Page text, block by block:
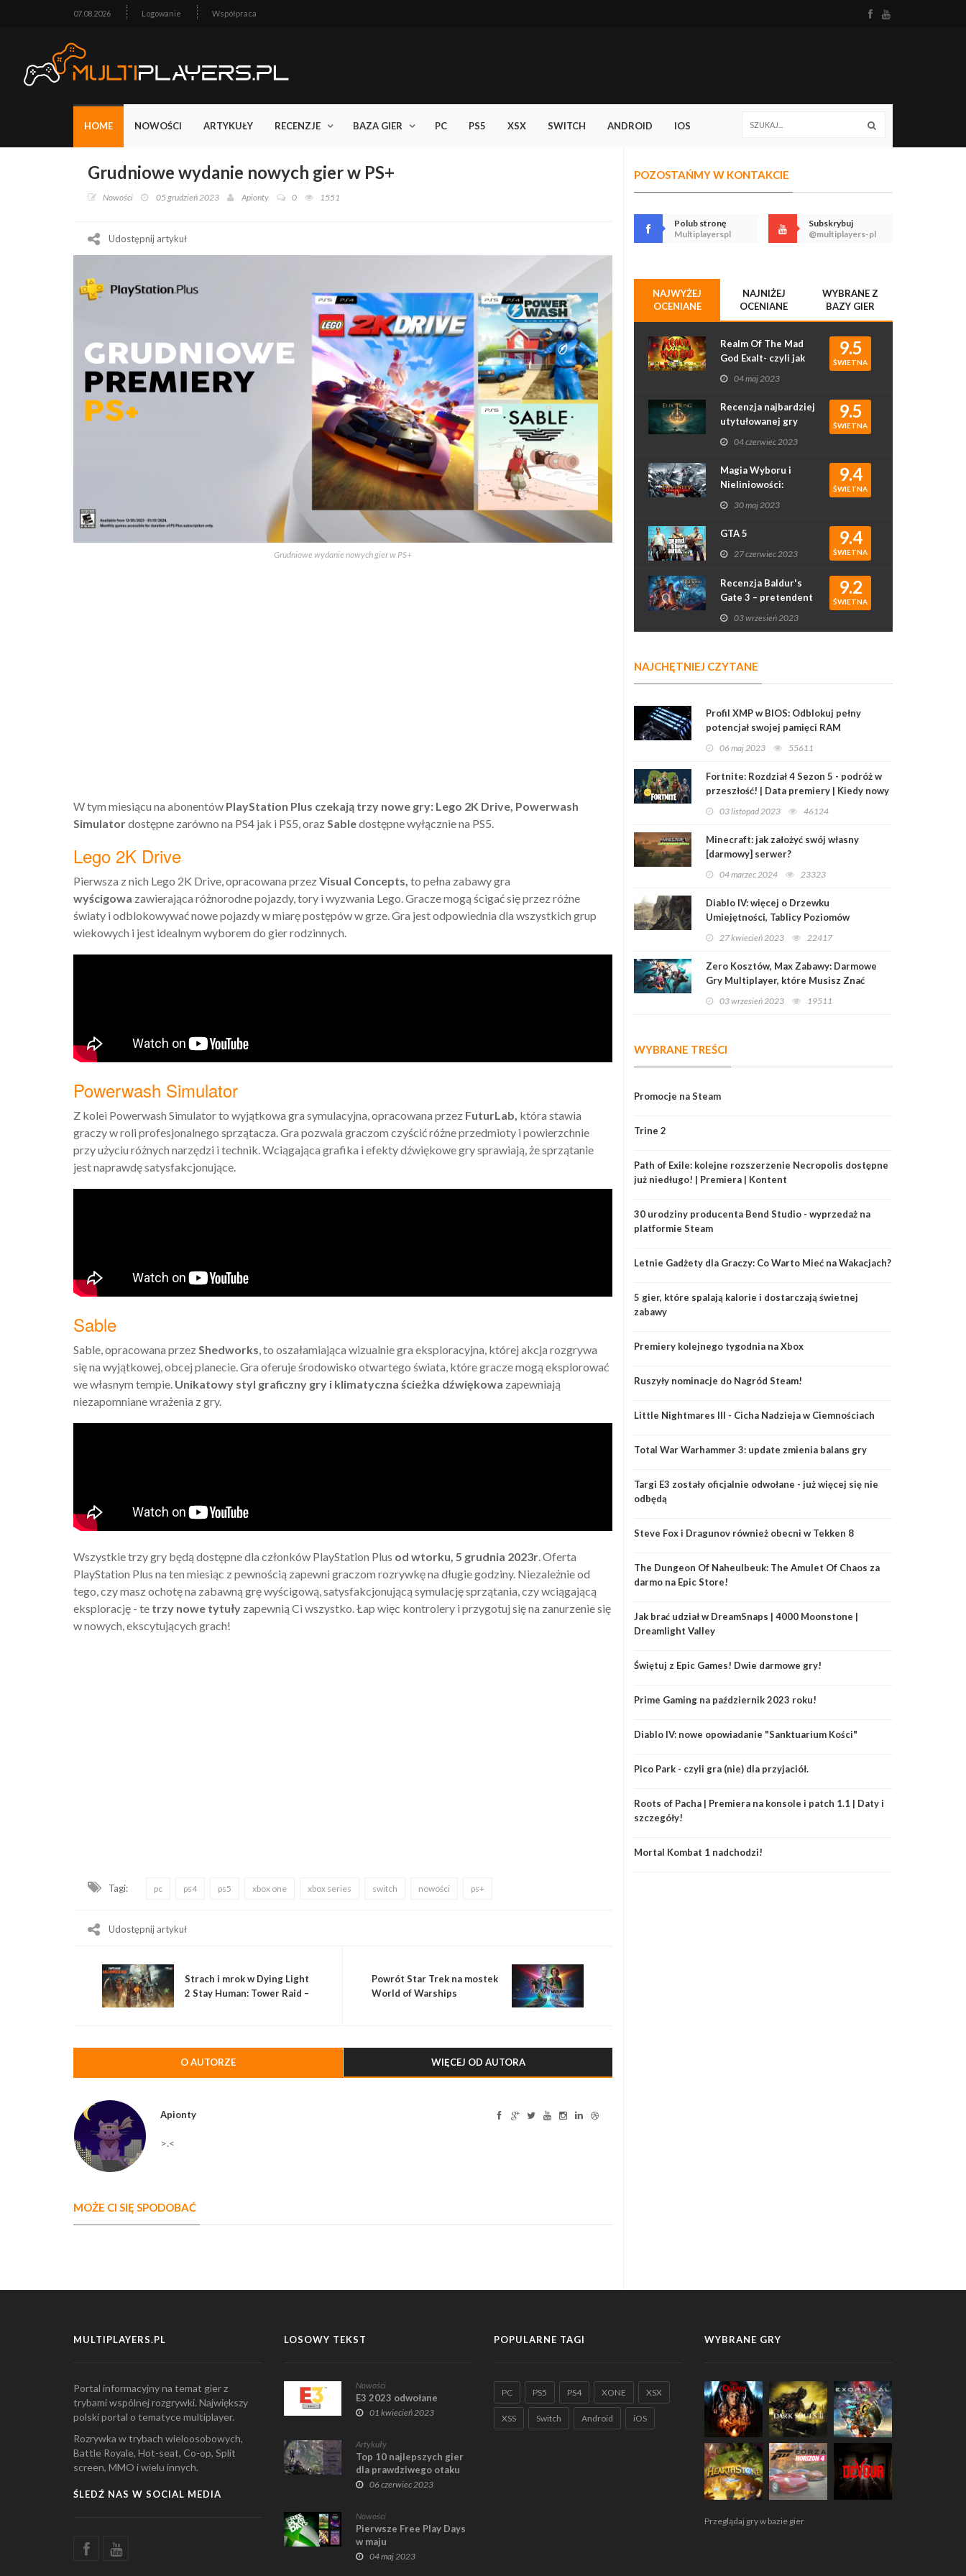
07.08.2026 Logowanie Współpraca
HOME NOWOŚCI ARTYKUŁY RECENZJE BAZA GIER PC PS5 XSX SWITCH ANDROID IOS
Grudniowe wydanie nowych gier w PS+
Nowości 05 grudzień 2023 Apionty 0 1551
Udostępnij artykuł
Grudniowe wydanie nowych gier w PS+
W tym miesiącu na abonentów PlayStation Plus czekają trzy nowe gry: Lego 2K Drive, Powerwash
Simulatordostępne zarówno na PS4 jak i PS5, oraz Sabledostępne wyłącznie na PS5.
Lego 2K Drive
Pierwsza z nich Lego 2K Drive, opracowana przezVisual Concepts, to pełna zabawy gra
wyścigowa zawierająca różnorodne pojazdy, tory i wyzwania Lego. Gracze mogą ścigać się przez różne
światy i odblokowywać nowe pojazdy w miarę postępów w grze. Gra jest odpowiednia dla wszystkich grup
wiekowych i jest idealnym wyborem do gier rodzinnych.
Powerwash Simulator
Z kolei Powerwash Simulator to wyjątkowa gra symulacyjna, opracowana przez FuturLab, która stawia
graczy w roli profesjonalnego sprzątacza. Gra pozwala graczom czyścić różne przedmioty i powierzchnie
przy użyciu różnych narzędzi i technik. Wciągająca grafika i efekty dźwiękowe gry sprawiają, że sprzątanie
jest naprawdę satysfakcjonujące.
Sable
Sable, opracowana przez Shedworks , to oszałamiająca wizualnie gra eksploracyjna, której akcja rozgrywa
się na wyjątkowej, obcej planecie. Gra oferuje środowisko otwartego świata, które gracze mogą eksplorować
we własnym tempie. Unikatowy styl graficzny gry i klimatyczna ścieżka dźwiękowa zapewniają
niezapomniane wrażenia z gry.
Wszystkie trzy gry będą dostępne dla członków PlayStation Plus od wtorku, 5 grudnia 2023r . Oferta
PlayStation Plus na ten miesiąc z pewnością zapewni graczom rozrywkę na długie godziny. Niezależnie od
tego, czy masz ochotę na zabawną grę wyścigową, satysfakcjonującą symulację sprzątania, czy wciągającą
eksplorację - te trzy nowe tytuły zapewnią Ci wszystko. Łap więc kontrolery i przygotuj się na zanurzenie się
w nowych, ekscytujących grach!
Tagi: pc ps4 ps5 xbox one xbox series switch nowości ps+
Udostępnij artykuł
Strach i mrok w Dying Light
2 Stay Human: Tower Raid –
Powrót Star Trek na mostek
World of Warships
O AUTORZE WIĘCEJ OD AUTORA
Apionty
>.<
MOŻE CI SIĘ SPODOBAĆ
POZOSTAŃMY W KONTAKCIE
Polub stronę
Multiplayerspl
Subskrybuj
@multiplayers-pl
NAJWYŻEJ
OCENIANE
NAJNIŻEJ
OCENIANE
WYBRANE Z
BAZY GIER
9.5
ŚWIETNA
Realm Of The Mad
God Exalt- czyli jak
rougelike podbił
serca graczy
04 maj 2023
9.5
ŚWIETNA
Recenzja najbardziej
utytułowanej gry
2022 roku - Elden
Ring
04 czerwiec 2023
9.4
ŚWIETNA
Magia Wyboru i
Nieliniowości:
Recenzja Gry
Divinity: Original Sin
II
30 maj 2023
9.4
ŚWIETNA
GTA 5
27 czerwiec 2023
9.2
ŚWIETNA
Recenzja Baldur's
Gate 3 – pretendent
do gry roku?
03 wrzesień 2023
NAJCHĘTNIEJ CZYTANE
Profil XMP w BIOS: Odblokuj pełny
potencjał swojej pamięci RAM
06 maj 2023 55611
Fortnite: Rozdział 4 Sezon 5 - podróż w
przeszłość! | Data premiery | Kiedy nowy
03 listopad 2023 46124
Minecraft: jak założyć swój własny
[darmowy] serwer?
04 marzec 2024 23323
Diablo IV: więcej o Drzewku
Umiejętności, Tablicy Poziomów
Legendarnych
27 kwiecień 2023 22417
Zero Kosztów, Max Zabawy: Darmowe
Gry Multiplayer, które Musisz Znać
03 wrzesień 2023 19511
WYBRANE TREŚCI
Promocje na Steam
Trine 2
Path of Exile: kolejne rozszerzenie Necropolis dostępne
już niedługo! | Premiera | Kontent
30 urodziny producenta Bend Studio - wyprzedaż na
platformie Steam
Letnie Gadżety dla Graczy: Co Warto Mieć na Wakacjach?
5 gier, które spalają kalorie i dostarczają świetnej
zabawy
Premiery kolejnego tygodnia na Xbox
Ruszyły nominacje do Nagród Steam!
Little Nightmares III - Cicha Nadzieja w Ciemnościach
Total War Warhammer 3: update zmienia balans gry
Targi E3 zostały oficjalnie odwołane - już więcej się nie
odbędą
Steve Fox i Dragunov również obecni w Tekken 8
The Dungeon Of Naheulbeuk: The Amulet Of Chaos za
darmo na Epic Store!
Jak brać udział w DreamSnaps | 4000 Moonstone |
Dreamlight Valley
Świętuj z Epic Games! Dwie darmowe gry!
Prime Gaming na październik 2023 roku!
Diablo IV: nowe opowiadanie "Sanktuarium Kości"
Pico Park - czyli gra (nie) dla przyjaciół.
Roots of Pacha | Premiera na konsole i patch 1.1 | Daty i
szczegóły!
Mortal Kombat 1 nadchodzi!
MULTIPLAYERS.PL
Portal informacyjny na temat gier z
trybami wspólnej rozgrywki. Największy
polski portal o tematyce multiplayer.
Rozrywka w trybach wieloosobowych,
Battle Royale, Hot-seat, Co-op, Split
screen, MMO i wielu innych.
ŚLEDŹ NAS W SOCIAL MEDIA
LOSOWY TEKST
Nowości
E3 2023 odwołane
01 kwiecień 2023
Artykuły
Top 10 najlepszych gier
dla prawdziwego otaku
06 czerwiec 2023
Nowości
Pierwsze Free Play Days
w maju
04 maj 2023
POPULARNE TAGI
PC PS5 PS4 XONE XSX
XSS Switch Android iOS
WYBRANE GRY
Przeglądaj gry w bazie gier